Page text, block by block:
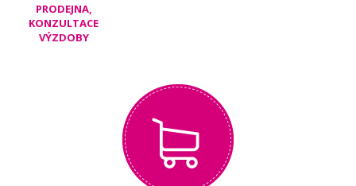
PRODEJNA,
KONZULTACE
VÝZDOBY